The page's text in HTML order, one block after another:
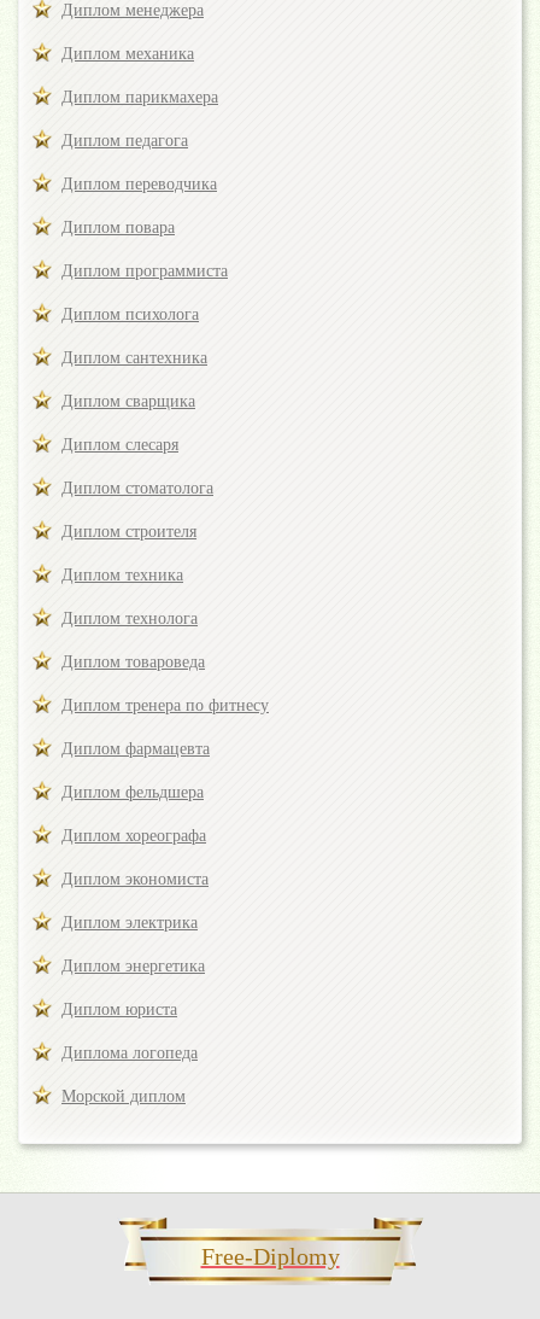
Диплом менеджера
Диплом механика
Диплом парикмахера
Диплом педагога
Диплом переводчика
Диплом повара
Диплом программиста
Диплом психолога
Диплом сантехника
Диплом сварщика
Диплом слесаря
Диплом стоматолога
Диплом строителя
Диплом техника
Диплом технолога
Диплом товароведа
Диплом тренера по фитнесу
Диплом фармацевта
Диплом фельдшера
Диплом хореографа
Диплом экономиста
Диплом электрика
Диплом энергетика
Диплом юриста
Диплома логопеда
Морской диплом
Free-Diplomy